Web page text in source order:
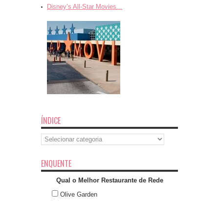
Disney’s All-Star Movies...
ÍNDICE
Índice
ENQUENTE
Qual o Melhor Restaurante de Rede
Olive Garden